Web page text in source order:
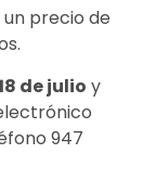
precio de
de julio y
947